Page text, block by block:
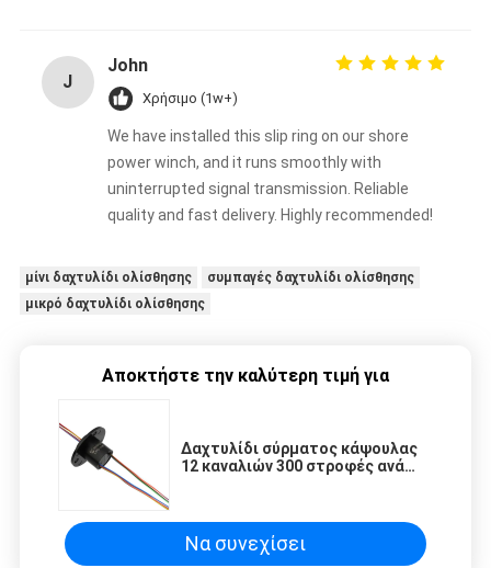
J
John
Χρήσιμο (1w+)
We have installed this slip ring on our shore
power winch, and it runs smoothly with
uninterrupted signal transmission. Reliable
quality and fast delivery. Highly recommended!
μίνι δαχτυλίδι ολίσθησης
συμπαγές δαχτυλίδι ολίσθησης
μικρό δαχτυλίδι ολίσθησης
Αποκτήστε την καλύτερη τιμή για
Δαχτυλίδι σύρματος κάψουλας
12 καναλιών 300 στροφές ανά
Να συνεχίσει